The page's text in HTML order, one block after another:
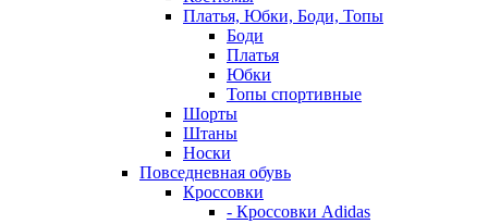
Платья, Юбки, Боди, Топы
Боди
Платья
Юбки
Топы спортивные
Шорты
Штаны
Носки
Повседневная обувь
Кроссовки
- Кроссовки Adidas